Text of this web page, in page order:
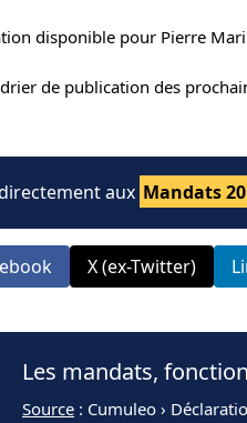
disponible pour Pierre
de publication des
aux Mandats
X (ex-Twitter)
Les mandats,
Source : Cumuleo ›